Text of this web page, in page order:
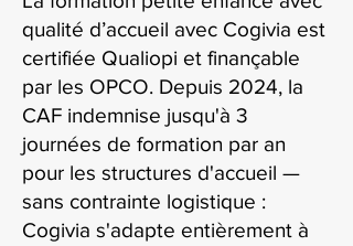
qualité d’accueil avec Cogivia est
certifiée Qualiopi et finançable
par les OPCO. Depuis 2024, la
CAF indemnise jusqu'à 3
journées de formation par an
pour les structures d'accueil —
sans contrainte logistique :
Cogivia s'adapte entièrement à